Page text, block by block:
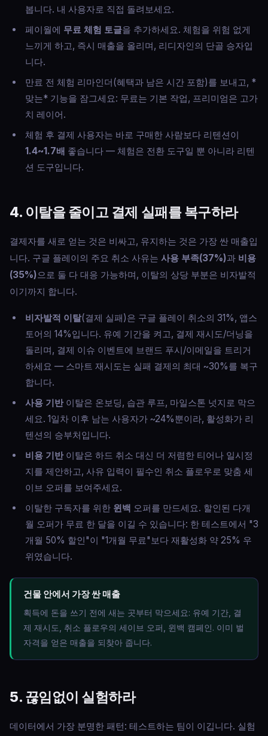
봅니다. 내 사용자로 직접 돌려보세요.
페이월에 무료 체험 토글을 추가하세요. 체험을 위험 없게
느끼게 하고, 즉시 매출을 올리며, 리디자인의 단골 승자입
니다.
만료 전 체험 리마인더(혜택과 남은 시간 포함)를 보내고, *
맞는* 기능을 잠그세요: 무료는 기본 작업, 프리미엄은 고가
치 레이어.
체험 후 결제 사용자는 바로 구매한 사람보다 리텐션이
1.4~1.7배 좋습니다 — 체험은 전환 도구일 뿐 아니라 리텐
션 도구입니다.
4. 이탈을 줄이고 결제 실패를 복구하라
결제자를 새로 얻는 것은 비싸고, 유지하는 것은 가장 싼 매출입
니다. 구글 플레이의 주요 취소 사유는 사용 부족(37%)과 비용
(35%)으로 둘 다 대응 가능하며, 이탈의 상당 부분은 비자발적
이기까지 합니다.
비자발적 이탈(결제 실패)은 구글 플레이 취소의 31%, 앱스
토어의 14%입니다. 유예 기간을 켜고, 결제 재시도/더닝을
돌리며, 결제 이슈 이벤트에 브랜드 푸시/이메일을 트리거
하세요 — 스마트 재시도는 실패 결제의 최대 ~30%를 복구
합니다.
사용 기반이탈은 온보딩, 습관 루프, 마일스톤 넛지로 막으
세요. 1일차 이후 남는 사용자가 ~24%뿐이라, 활성화가 리
텐션의 승부처입니다.
비용 기반이탈은 하드 취소 대신 더 저렴한 티어나 일시정
지를 제안하고, 사유 입력이 필수인 취소 플로우로 맞춤 세
이브 오퍼를 보여주세요.
이탈한 구독자를 위한 윈백 오퍼를 만드세요. 할인된 다개
월 오퍼가 무료 한 달을 이길 수 있습니다: 한 테스트에서 "3
개월 50% 할인"이 "1개월 무료"보다 재활성화 약 25% 우
위였습니다.
건물 안에서 가장 싼 매출
획득에 돈을 쓰기 전에 새는 곳부터 막으세요: 유예 기간, 결
제 재시도, 취소 플로우의 세이브 오퍼, 윈백 캠페인. 이미 벌
자격을 얻은 매출을 되찾아 줍니다.
5. 끊임없이 실험하라
데이터에서 가장 분명한 패턴: 테스트하는 팀이 이깁니다. 실험